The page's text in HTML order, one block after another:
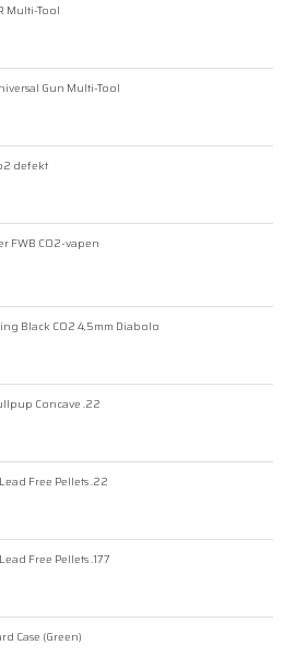
Multi-Tool
Gun Multi-Tool
defekt
FWB CO2-vapen
Black CO2 4,5mm Diabolo
Concave .22
Free Pellets .22
Free Pellets .177
Case (Green)